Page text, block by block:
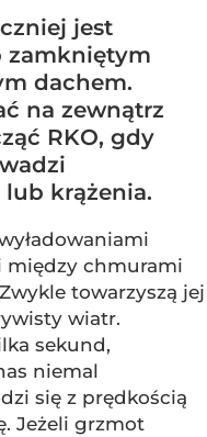
jest
dachem.
na zewnątrz
RKO, gdy
krążenia.
między chmurami
towarzyszą jej
wiatr.
sekund,
niemal
się z prędkością
Jeżeli grzmot